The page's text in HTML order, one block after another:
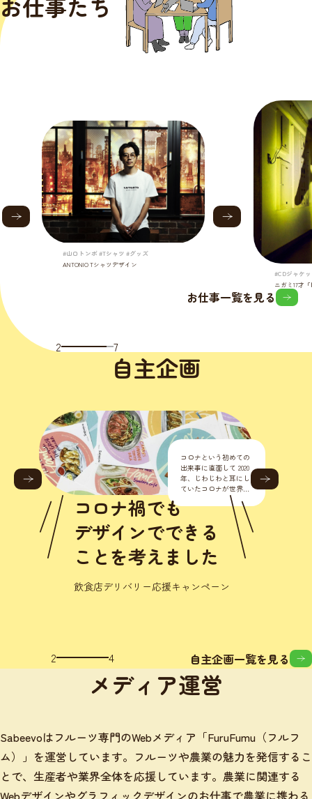
お仕事たち
#山口トンボ #Tシャツ #グッズ
ANTONIO Tシャツデザイン
#CDジャケ
ニガミ17才
2 7
お仕事一覧を見る
自主企画
初の店舗デザインへの
挑戦！ きっかけは、い
つもお世話になってい
るエンジニアさんの依
頼から始まりました。
『病院の店舗デザイン
からトータルでやって
くれません？
人にも動物にも
優しいを目指して
初の店舗デザインへの挑戦！
3 4 自主企画一覧を見る
メディア運営
Sabeevoはフルーツ専門のWebメディア「FuruFumu（フルフ
ム）」を運営しています。フルーツや農業の魅力を発信するこ
とで、生産者や業界全体を応援しています。農業に関連する
Webデザインやグラフィックデザインのお仕事で農業に携わる